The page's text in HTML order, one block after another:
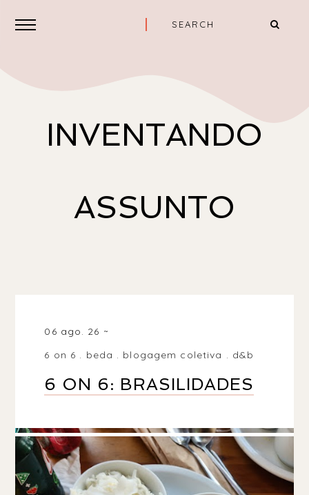
INVENTANDO
ASSUNTO
06 ago. 26
6 on 6 . beda . blogagem coletiva . d&b
6 ON 6: BRASILIDADES